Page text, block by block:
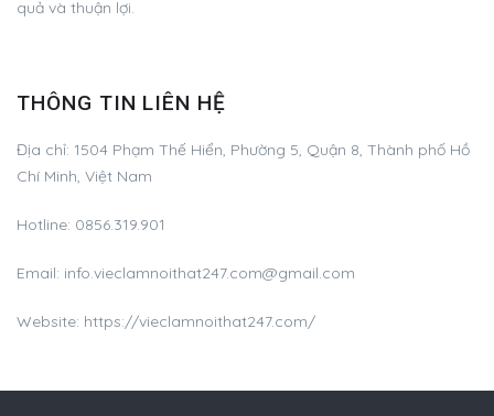
quả và thuận lợi.
THÔNG TIN LIÊN HỆ
Địa chỉ: 1504 Phạm Thế Hiển, Phường 5, Quận 8, Thành phố Hồ
Chí Minh, Việt Nam
Hotline: 0856.319.901
Email: info.vieclamnoithat247.com@gmail.com
Website: https://vieclamnoithat247.com/